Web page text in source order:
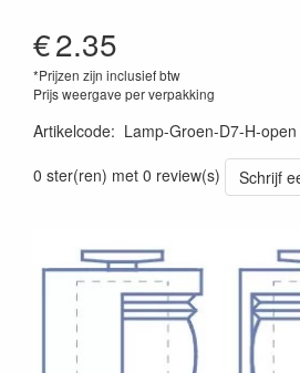
€2.35
*Prijzen zijn inclusief btw
Prijs weergave per verpakking
Artikelcode: Lamp-Groen-D7-H-open
0 ster(ren) met 0 review(s)
Schrijf